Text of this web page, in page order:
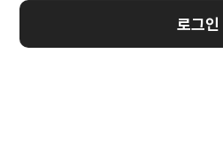
로그인